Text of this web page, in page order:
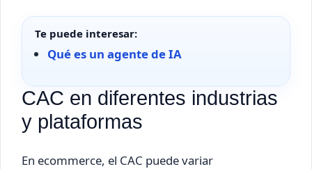
Te puede interesar:
Qué es un agente de IA
CAC en diferentes industrias
y plataformas
En ecommerce, el CAC puede variar